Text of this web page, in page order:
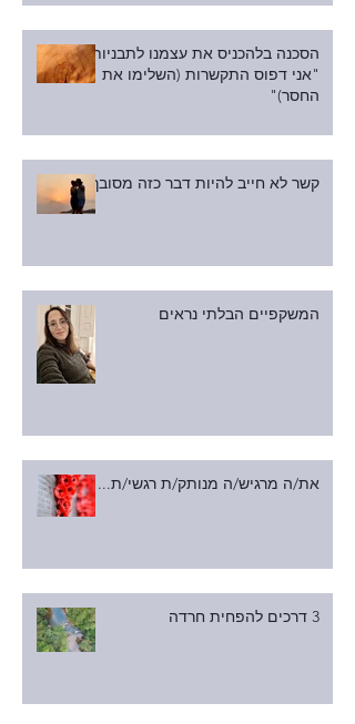
הסכנה בלהכניס את עצמנו לתבניות:
"אני דפוס התקשרות (השלימו את
החסר)"
קשר לא חייב להיות דבר כזה מסובך
המשקפיים הבלתי נראים
את/ה מרגיש/ה מנותק/ת רגשי/ת...
3 דרכים להפחית חרדה